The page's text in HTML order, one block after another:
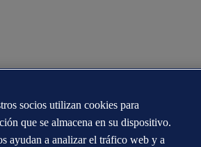
socios utilizan cookies para
que se almacena en su dispositivo.
ayudan a analizar el tráfico web y a